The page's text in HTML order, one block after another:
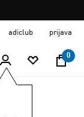
adiclub prijava
0